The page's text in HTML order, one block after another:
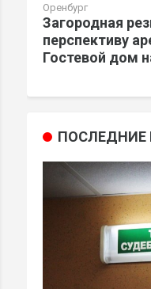
Оренбург
Загородная
перспективу
Гостевой дом
ПОСЛЕДНИЕ